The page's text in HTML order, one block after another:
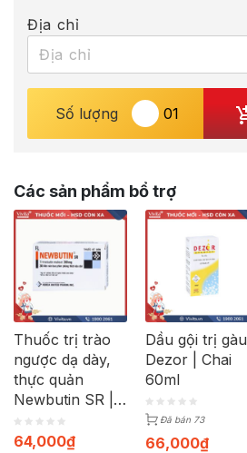
Địa chỉ
Số lượng
Các sản phẩm bổ trợ
Thuốc trị trào
ngược dạ dày,
thực quản
Newbutin SR |
Hộp 30 viên
64,000₫
Dầu gội trị gàu
Dezor | Chai
60ml
Đã bán 73
66,000₫